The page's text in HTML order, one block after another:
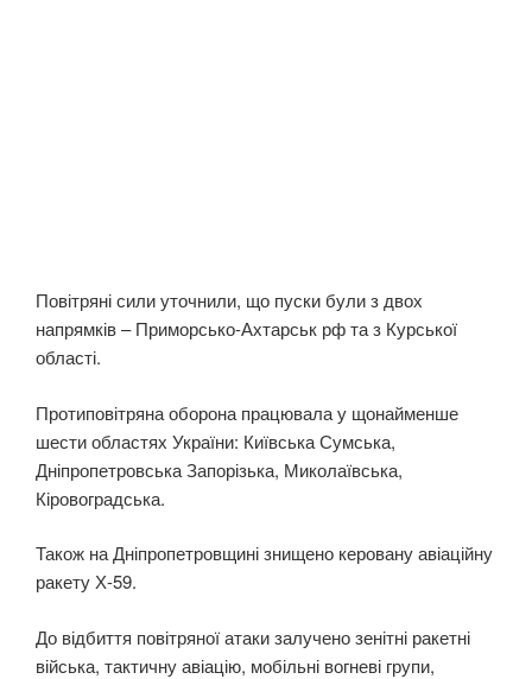
Повітряні сили уточнили, що пуски були з двох
напрямків – Приморсько-Ахтарськ рф та з Курської
області.
Протиповітряна оборона працювала у щонайменше
шести областях України: Київська Сумська,
Дніпропетровська Запорізька, Миколаївська,
Кіровоградська.
Також на Дніпропетровщині знищено керовану авіаційну
ракету Х-59.
До відбиття повітряної атаки залучено зенітні ракетні
війська, тактичну авіацію, мобільні вогневі групи,